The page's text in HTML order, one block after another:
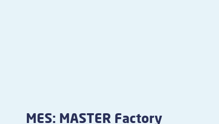
MES: MASTER Factory